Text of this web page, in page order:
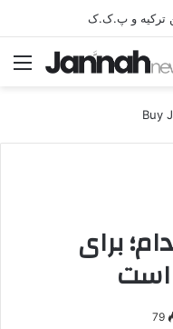
برای
است
79